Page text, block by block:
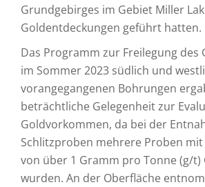
Grundgebirges im Gebiet Miller
Goldentdeckungen geführt hatten.
Das Programm zur Freilegung des
im Sommer 2023 südlich und
vorangegangenen Bohrungen
beträchtliche Gelegenheit zur
Goldvorkommen, da bei der
Schlitzproben mehrere Proben
von über 1 Gramm pro Tonne (g/t)
wurden. An der Oberfläche